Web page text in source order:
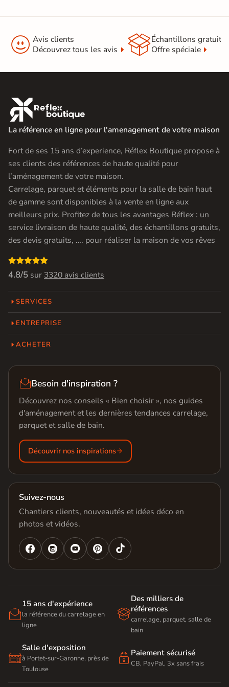
Monté en usine
Garantie
 Avis clients
Découvrez tous les avis
Échantillons gratuit
Offre spéciale

La référence en ligne pour l'amenagement de votre maison
Fort de ses 15 ans d’experience, Réflex Boutique propose à
ses clients des références de haute qualité pour
l’aménagement de votre maison.
Carrelage, parquet et éléments pour la salle de bain haut
de gamme sont disponibles à la vente en ligne aux
meilleurs prix. Profitez de tous les avantages Réflex : un
service livraison de haute qualité, des échantillons gratuits,
des devis gratuits, …. pour réaliser la maison de vos rêves

4.8/5 sur 3320 avis clients
SERVICES
ENTREPRISE
ACHETER
Besoin d'inspiration ?
Découvrez nos conseils « Bien choisir », nos guides
d'aménagement et les dernières tendances carrelage,
parquet et salle de bain.
Découvrir nos inspirations
Suivez-nous
Chantiers clients, nouveautés et idées déco en
photos et vidéos.
   

15 ans d'expérience
la référence du carrelage en
ligne

Des milliers de
références
carrelage, parquet, salle de
bain

Salle d'exposition
à Portet-sur-Garonne, près de
Toulouse
 Paiement sécurisé
CB, PayPal, 3x sans frais